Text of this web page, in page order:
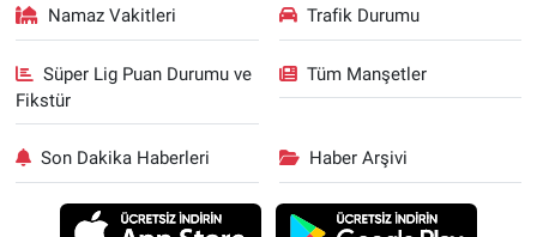
Namaz Vakitleri Trafik Durumu
Süper Lig Puan Durumu ve
Fikstür
Tüm Manşetler
Son Dakika Haberleri Haber Arşivi